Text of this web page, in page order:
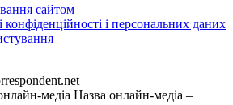
сайтом
конфіденційності і персональних даних
медіа Назва онлайн-медіа –